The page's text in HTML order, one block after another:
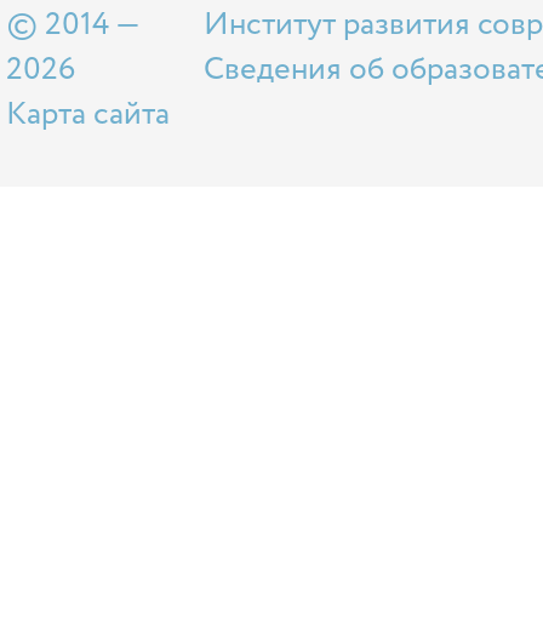
© 2014 —
2026
Карта сайта
Институт развития
Сведения об